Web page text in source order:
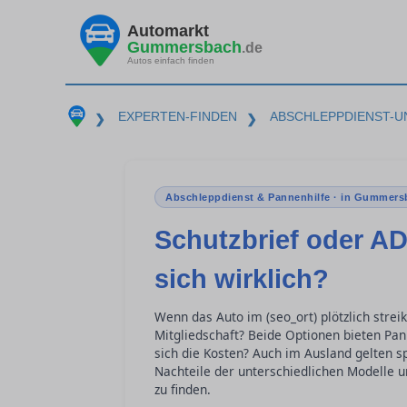
Automarkt
Gummersbach.de
Autos einfach finden
❯ EXPERTEN-FINDEN ❯ ABSCHLEPPDIENST-
Abschleppdienst & Pannenhilfe · in
Schutzbrief oder
sich wirklich?
Wenn das Auto im (seo_ort) plötzlich
Mitgliedschaft? Beide Optionen bieten
sich die Kosten? Auch im Ausland gelten
Nachteile der unterschiedlichen Modelle
zu finden.